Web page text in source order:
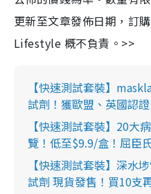
更新至文章發佈日期，訂
Lifestyle 概不負責。>>
【快速測試套裝】
試劑！獲歐盟、英國認
【快速測試套裝】20大
覽！低至$9.9/盒！屈臣
【快速測試套裝】深水
試劑 現貨發售！買10支